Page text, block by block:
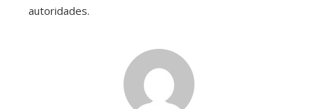
autoridades.